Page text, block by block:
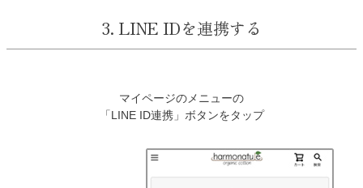
3. LINE IDを連携する
マイページのメニューの
「LINE ID連携」ボタンをタップ